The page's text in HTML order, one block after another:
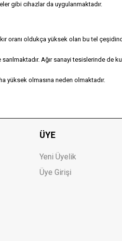
gibi cihazlar da uygulanmaktadır.
oranı oldukça yüksek olan bu tel
Ağır sanayi tesislerinde de
yüksek olmasına neden olmaktadır.
ÜYE
Yeni Üyelik
Üye Girişi